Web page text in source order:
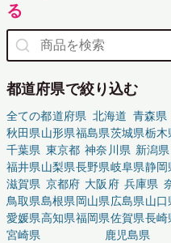
る
都道府県で絞り込む
全ての都道府県 北海道 青森県
秋田県山形県福島県茨城県栃木
千葉県 東京都 神奈川県 新潟県
福井県山梨県長野県岐阜県静岡
滋賀県 京都府 大阪府 兵庫県
鳥取県島根県岡山県広島県山口
愛媛県高知県福岡県佐賀県長崎
宮崎県
鹿児島県